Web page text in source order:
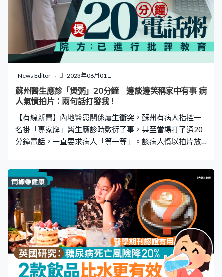
News Editor 2023年06月01日
蘇州醫生應診「煲粥」20分鐘 邊談邊笑稱家中有事 病
人氣憤拍片：兩句話打發我！
【有線新聞】內地醫患關係屢生衝突，蘇州有病人指控一
名掛「專家牌」醫生應診時敷衍了事，甚至當場打了通20
分鐘電話，一直要求病人「等一等」。該病人憤以拍片放
中有事」講20分鐘電話 據內媒報道，鄭姓病人5月26日出
現咳嗽、流鼻水等病徵，便到市內二級綜合性公立醫院的
星塘醫院看病，但是當時院內「沒人理、沒人問」，由於
要趕著照顧患白血病的女兒，他便花了25元人民幣（約27
元港幣）預約掛「專家牌」的內科醫生。誰料未進診症
室，該女醫生已在打電話，最後足足說了二十分鐘。其間
鄭男開聲提醒兩次，但對方只叫他「等一等」。 鄭男不忿
被敷衍，於是拍下醫生講電話的畫面。鄭男指該名女醫生
曾向他表示「家中有事」，又解釋「沒有20分鐘，就打了